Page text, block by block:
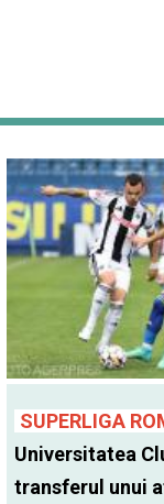
SUPERLIGA
Universitatea
transferul unui